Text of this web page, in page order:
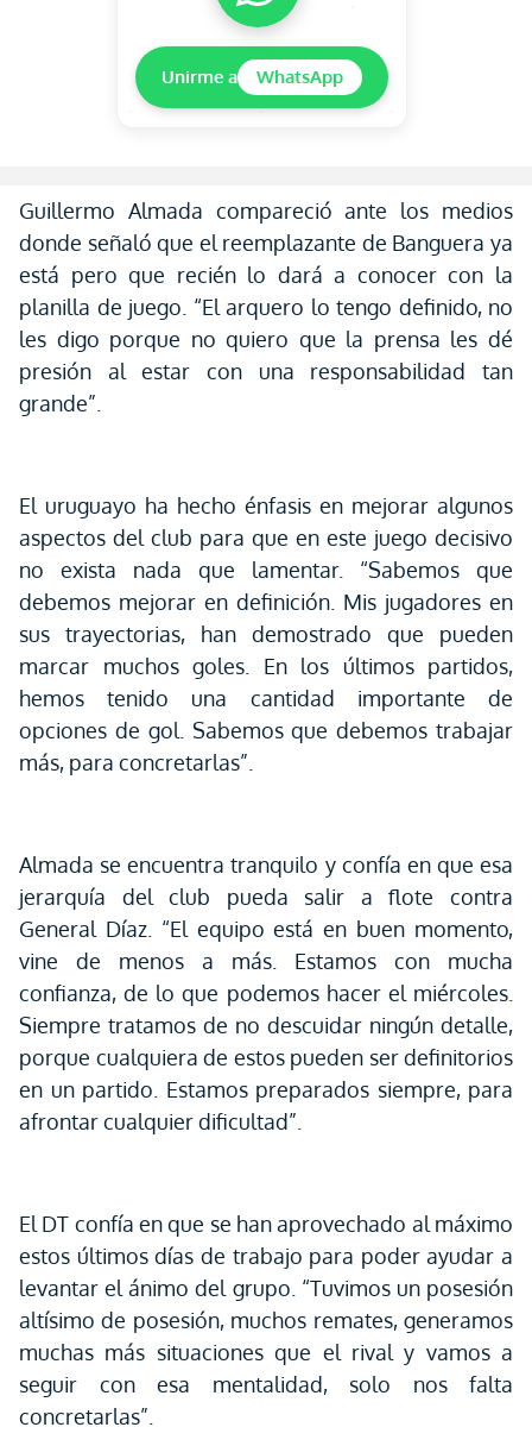
Unirme a WhatsApp
Guillermo Almada compareció ante los medios
donde señaló que el reemplazante de Banguera ya
está pero que recién lo dará a conocer con la
planilla de juego. “El arquero lo tengo definido, no
les digo porque no quiero que la prensa les dé
presión al estar con una responsabilidad tan
grande”.
El uruguayo ha hecho énfasis en mejorar algunos
aspectos del club para que en este juego decisivo
no exista nada que lamentar. “Sabemos que
debemos mejorar en definición. Mis jugadores en
sus trayectorias, han demostrado que pueden
marcar muchos goles. En los últimos partidos,
hemos tenido una cantidad importante de
opciones de gol. Sabemos que debemos trabajar
más, para concretarlas”.
Almada se encuentra tranquilo y confía en que esa
jerarquía del club pueda salir a flote contra
General Díaz. “El equipo está en buen momento,
vine de menos a más. Estamos con mucha
confianza, de lo que podemos hacer el miércoles.
Siempre tratamos de no descuidar ningún detalle,
porque cualquiera de estos pueden ser definitorios
en un partido. Estamos preparados siempre, para
afrontar cualquier dificultad”.
El DT confía en que se han aprovechado al máximo
estos últimos días de trabajo para poder ayudar a
levantar el ánimo del grupo. “Tuvimos un posesión
altísimo de posesión, muchos remates, generamos
muchas más situaciones que el rival y vamos a
seguir con esa mentalidad, solo nos falta
concretarlas”.